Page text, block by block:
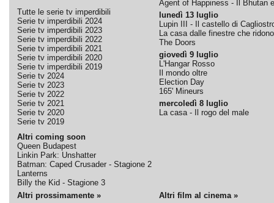
Tutte le serie tv imperdibili
Serie tv imperdibili 2024
Serie tv imperdibili 2023
Serie tv imperdibili 2022
Serie tv imperdibili 2021
Serie tv imperdibili 2020
Serie tv imperdibili 2019
Serie tv 2024
Serie tv 2023
Serie tv 2022
Serie tv 2021
Serie tv 2020
Serie tv 2019
Altri coming soon
Queen Budapest
Linkin Park: Unshatter
Batman: Caped Crusader - Stagione 2
Lanterns
Billy the Kid - Stagione 3
Agent of Happiness - Il Bhutan
lunedì 13 luglio
Lupin III - Il castello di
La casa dalle finestre che ridono
The Doors
giovedì 9 luglio
L'Hangar Rosso
Il mondo oltre
Election Day
165' Mineurs
mercoledì 8 luglio
La casa - Il rogo del male
Altri prossimamente » Altri film al cinema »